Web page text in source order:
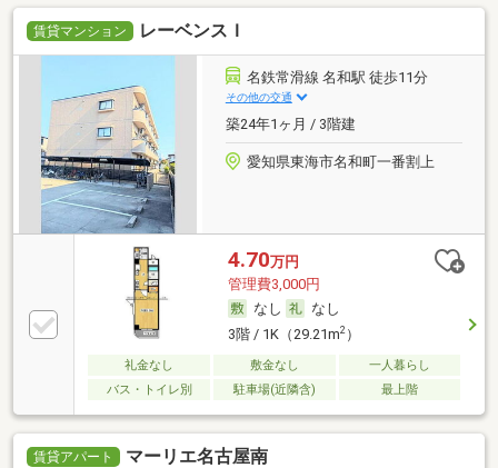
賃貸マンション レーベンスＩ
名鉄常滑線 名和駅 徒歩11分
その他の交通
築24年1ヶ月 / 3階建
愛知県東海市名和町一番割上
4.70万円
管理費3,000円
なし
なし
3階 / 1K（29.21m2）
礼金なし 敷金なし
一人暮らし
バス・トイレ別
駐車場(近隣含) 最上階
賃貸アパート マーリエ名古屋南